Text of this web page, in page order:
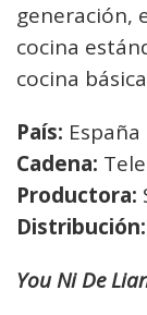
generación,
cocina
cocina
País: España
Cadena:
Productora:
Distribución:
You Ni De